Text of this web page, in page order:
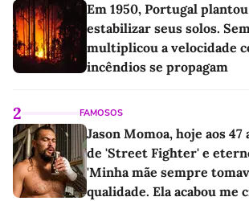
Em 1950, Portugal
estabilizar seus solos.
multiplicou a velocidade
incêndios se propagam
2 FAMOSOS
Jason Momoa, hoje aos 47
de 'Street Fighter' e
'Minha mãe sempre
qualidade. Ela acabou me